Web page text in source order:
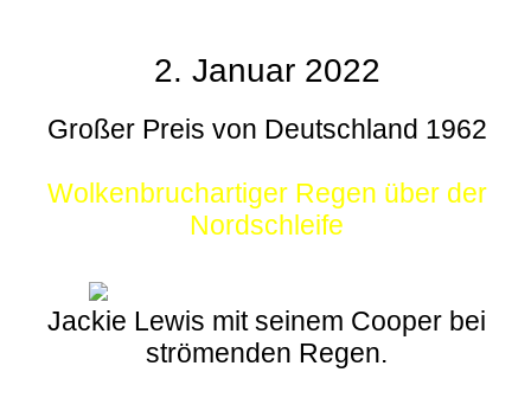
2. Januar 2022
Großer Preis von Deutschland 1962
Wolkenbruchartiger Regen über der
Nordschleife
Jackie Lewis mit seinem Cooper bei
strömenden Regen.